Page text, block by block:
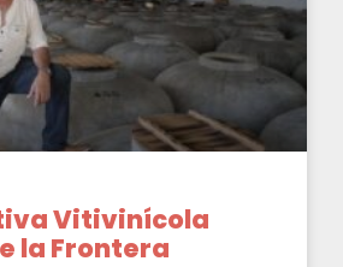
Vitivinícola
la Frontera